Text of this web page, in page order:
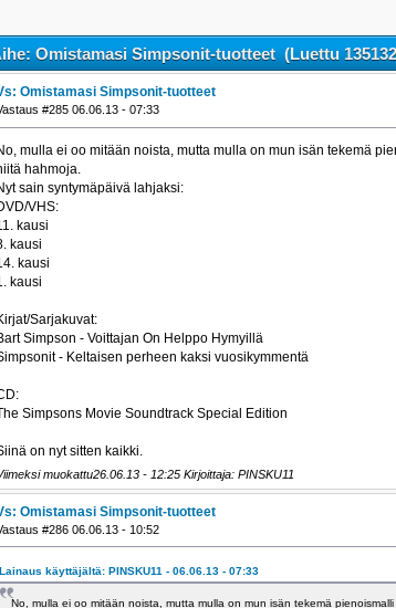
Omistamasi Simpsonit-tuotteet (Luettu
Omistamasi Simpsonit-tuotteet
#285 06.06.13 - 07:33
mulla ei oo mitään noista, mutta mulla on mun isän tekemä
hahmoja.
sain syntymäpäivä lahjaksi:
VHS:
kausi
kausi
kausi
kausi
Sarjakuvat:
Simpson - Voittajan On Helppo Hymyillä
- Keltaisen perheen kaksi vuosikymmentä
Simpsons Movie Soundtrack Special Edition
on nyt sitten kaikki.
muokattu26.06.13 - 12:25 Kirjoittaja: PINSKU11
Omistamasi Simpsonit-tuotteet
#286 06.06.13 - 10:52
käyttäjältä: PINSKU11 - 06.06.13 - 07:33
No, mulla ei oo mitään noista, mutta mulla on mun isän tekemä